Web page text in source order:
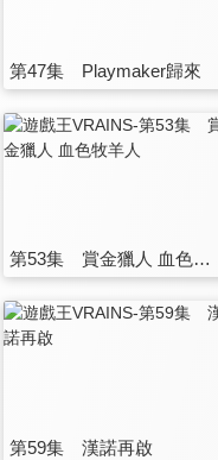
第47集 Playmaker歸來
第53集 賞金獵人 血色牧羊人
第59集 漢諾再啟